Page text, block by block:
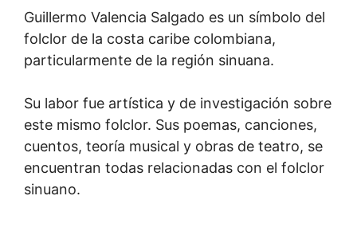
Guillermo Valencia Salgado es un símbolo del
folclor de la costa caribe colombiana,
particularmente de la región sinuana.
Su labor fue artística y de investigación sobre
este mismo folclor. Sus poemas, canciones,
cuentos, teoría musical y obras de teatro, se
encuentran todas relacionadas con el folclor
sinuano.